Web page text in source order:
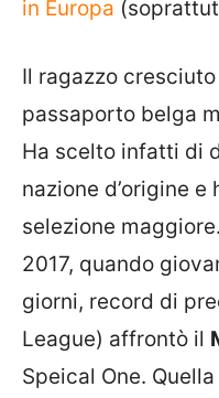
in Europa
Il ragazzo cresciuto
passaporto belga
Ha scelto infatti di
nazione d’origine
selezione
2017, quando
giorni, record di
League) affrontò il
Speical One.